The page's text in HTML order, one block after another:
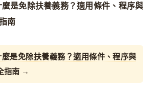
麼是免除扶養義務？適用條件、程序與
南
麼是免除扶養義務？適用條件、程序與
指南→